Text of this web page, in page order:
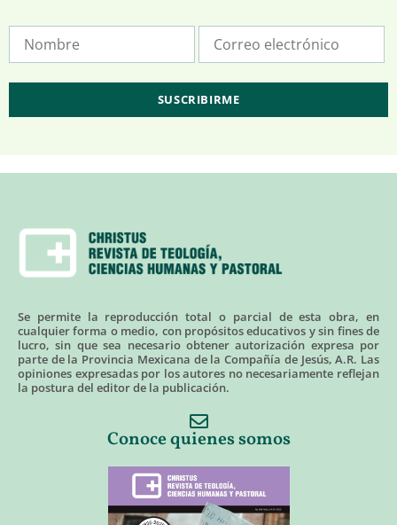
Se permite la reproducción total o parcial de esta obra, en
cualquier forma o medio, con propósitos educativos y sin fines de
lucro, sin que sea necesario obtener autorización expresa por
parte de la Provincia Mexicana de la Compañía de Jesús, A.R. Las
opiniones expresadas por los autores no necesariamente reflejan
la postura del editor de la publicación.
Conoce quienes somos